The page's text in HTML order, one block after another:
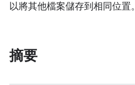
以將其他檔案儲存到相同位置。
摘要